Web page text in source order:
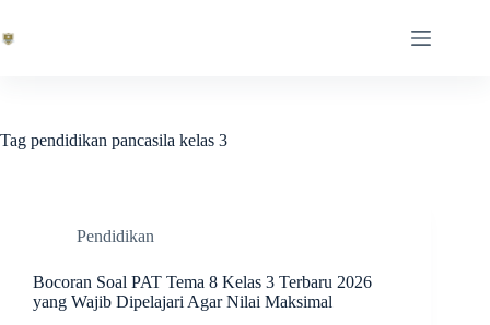
content
Tag pendidikan pancasila kelas 3
Pendidikan
Bocoran Soal PAT Tema 8 Kelas 3 Terbaru 2026
yang Wajib Dipelajari Agar Nilai Maksimal